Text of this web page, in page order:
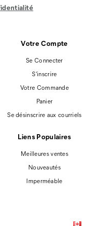
Votre Compte
Se Connecter
S'inscrire
Votre Commande
Panier
Se désinscrire aux courriels
Liens Populaires
Meilleures ventes
Nouveautés
Imperméable